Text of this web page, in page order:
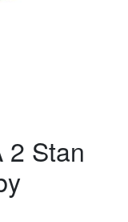
2 Stan